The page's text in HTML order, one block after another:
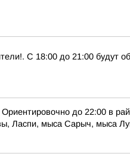
С 18:00 до 21:00 будут
до 22:00 в
Ласпи, мыса Сарыч, мыса